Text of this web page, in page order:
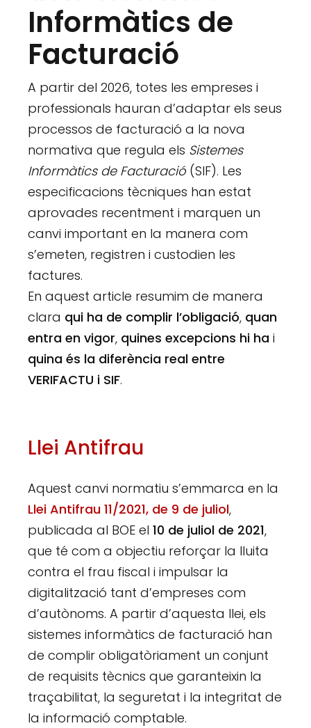
Informàtics de
Facturació
A partir del 2026, totes les empreses i
professionals hauran d’adaptar els seus
processos de facturació a la nova
normativa que regula els Sistemes
Informàtics de Facturació (SIF). Les
especificacions tècniques han estat
aprovades recentment i marquen un
canvi important en la manera com
s’emeten, registren i custodien les
factures.
En aquest article resumim de manera
clara qui ha de complir l’obligació, quan
entra en vigor, quines excepcions hi ha i
quina és la diferència real entre
VERIFACTU i SIF.
Llei Antifrau
Aquest canvi normatiu s’emmarca en la
Llei Antifrau 11/2021, de 9 de juliol,
publicada al BOE el10 de juliol de 2021,
que té com a objectiu reforçar la lluita
contra el frau fiscal i impulsar la
digitalització tant d’empreses com
d’autònoms. A partir d’aquesta llei, els
sistemes informàtics de facturació han
de complir obligatòriament un conjunt
de requisits tècnics que garanteixin la
traçabilitat, la seguretat i la integritat de
la informació comptable.